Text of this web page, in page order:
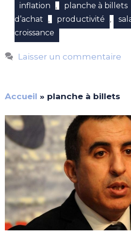
inflation , planche à billets
d’achat
, productivité ,
croissance
Laisser un commentaire
Accueil » planche à billets